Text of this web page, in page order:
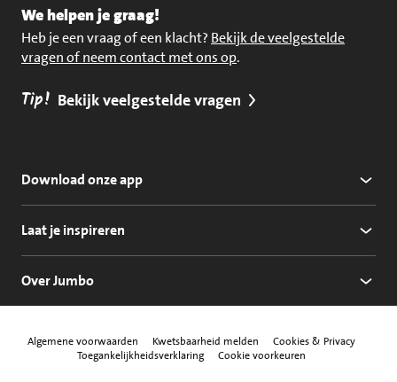
We helpen je graag!
Heb je een vraag of een klacht? Bekijk de veelgestelde
vragen of neem contact met ons op.
Tip! Bekijk veelgestelde vragen
Download onze app
Laat je inspireren
Over Jumbo
Algemene voorwaarden Kwetsbaarheid melden
Cookies & Privacy
Toegankelijkheidsverklaring
Cookie voorkeuren